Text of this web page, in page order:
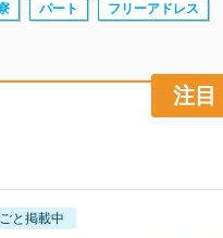
パート フリーアドレス
と掲載中